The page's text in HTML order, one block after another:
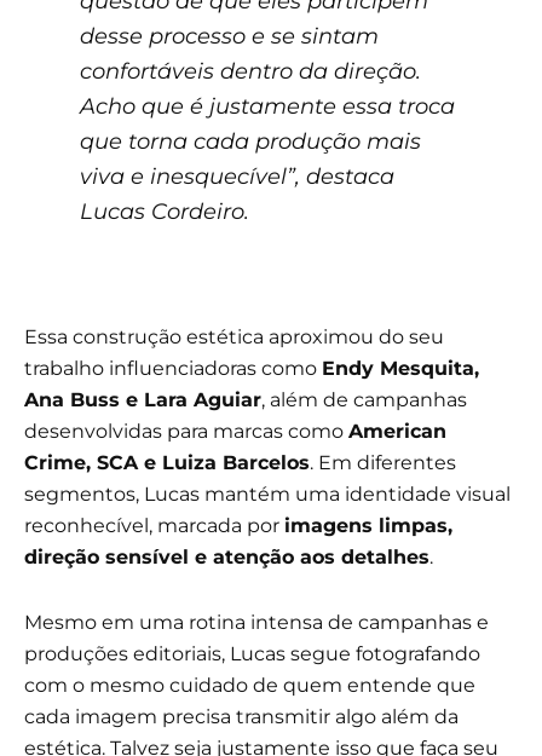
desse processo e se sintam
confortáveis dentro da direção.
Acho que é justamente essa troca
que torna cada produção mais
viva e inesquecível”, destaca
Lucas Cordeiro.
Essa construção estética aproximou do seu
trabalho influenciadoras como Endy Mesquita,
Ana Buss e Lara Aguiar, além de campanhas
desenvolvidas para marcas como American
Crime, SCA e Luiza Barcelos. Em diferentes
segmentos, Lucas mantém uma identidade visual
reconhecível, marcada por imagens limpas,
direção sensível e atenção aos detalhes.
Mesmo em uma rotina intensa de campanhas e
produções editoriais, Lucas segue fotografando
com o mesmo cuidado de quem entende que
cada imagem precisa transmitir algo além da
estética. Talvez seja justamente isso que faça seu